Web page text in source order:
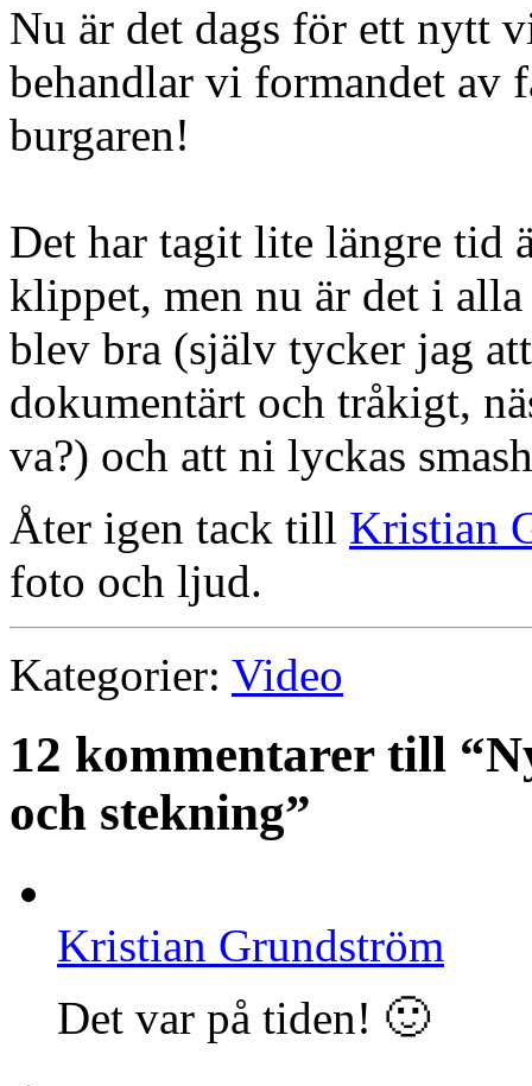
Nu är det dags för ett nytt
behandlar vi formandet av
burgaren!
Det har tagit lite längre tid
klippet, men nu är det i
blev bra (själv tycker jag
dokumentärt och tråkigt,
va?) och att ni lyckas
Åter igen tack till Kristian
foto och ljud.
Kategorier: Video
12 kommentarer till
och stekning”
Kristian Grundström
Det var på tiden! 🙂